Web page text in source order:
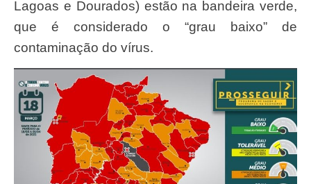
Lagoas e Dourados) estão na bandeira verde,
que é considerado o “grau baixo” de
contaminação do vírus.